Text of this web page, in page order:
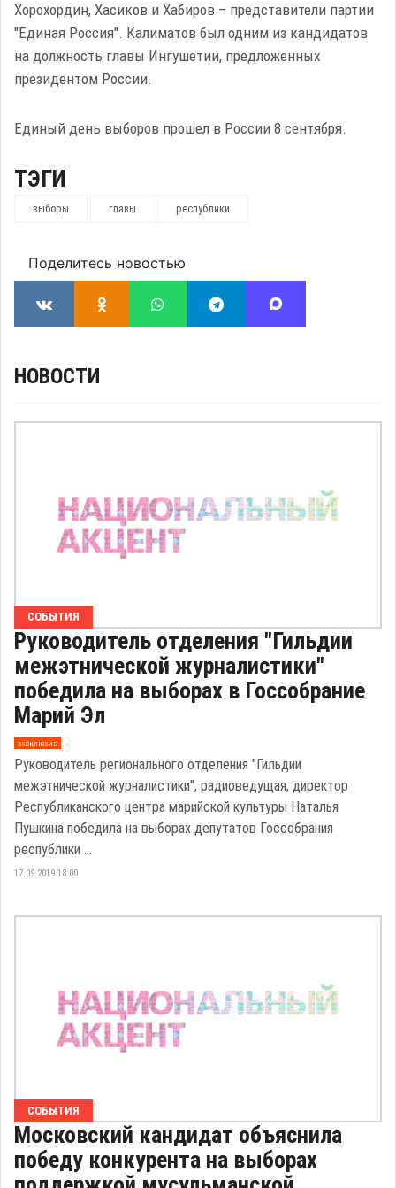
Хорохордин, Хасиков и Хабиров – представители партии
"Единая Россия". Калиматов был одним из кандидатов
на должность главы Ингушетии, предложенных
президентом России.
Единый день выборов прошел в России 8 сентября.
ТЭГИ
выборы главы республики
Поделитесь новостью
НОВОСТИ
СОБЫТИЯ
Руководитель отделения "Гильдии
межэтнической журналистики"
победила на выборах в Госсобрание
Марий Эл
эксклюзив
Руководитель регионального отделения "Гильдии
межэтнической журналистики", радиоведущая, директор
Республиканского центра марийской культуры Наталья
Пушкина победила на выборах депутатов Госсобрания
республики ...
17.09.2019 18:00
СОБЫТИЯ
Московский кандидат объяснила
победу конкурента на выборах